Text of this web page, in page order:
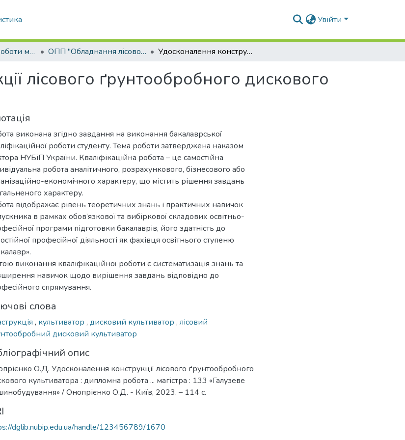
Увійти
Кваліфікаційні роботи магістрів ОПП "Обладнання лісового комплексу" Удосконалення конструкції лісового ґрунтообробного дискового культиватора
лісового ґрунтообробного дискового
виконана згідно завдання на виконання бакалаврської
роботи студенту. Тема роботи затверджена наказом
НУБіП України. Кваліфікаційна робота – це самостійна
робота аналітичного, розрахункового, бізнесового або
економічного характеру, що містить рішення завдань
характеру.
відображає рівень теоретичних знань і практичних навичок
в рамках обов’язкової та вибіркової складових освітньо-
програми підготовки бакалаврів, його здатність до
професійної діяльності як фахівця освітнього ступеню
виконання кваліфікаційної роботи є систематизація знань та
навичок щодо вирішення завдань відповідно до
спрямування.
слова
, культиватор , дисковий культиватор , лісовий
дисковий культиватор
опис
О.Д. Удосконалення конструкції лісового ґрунтообробного
культиватора : дипломна робота ... магістра : 133 «Галузеве
/ Онопрієнко О.Д. - Київ, 2023. – 114 с.
dglib.nubip.edu.ua/handle/123456789/1670